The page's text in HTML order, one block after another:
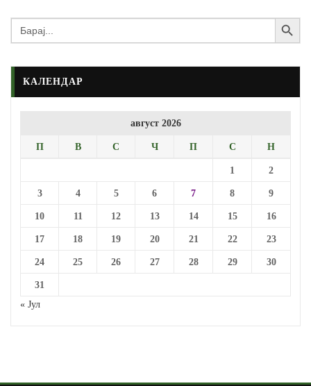
Search
for:
Search Button
КАЛЕНДАР
август 2026
П В С Ч П С Н
1 2
3 4 5 6 7 8 9
10 11 12 13 14 15 16
17 18 19 20 21 22 23
24 25 26 27 28 29 30
31
« Јул